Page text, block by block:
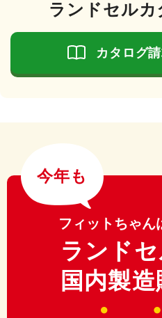
ランドセルカ
カタログ
今年も
フィットちゃん
ランド
国内製